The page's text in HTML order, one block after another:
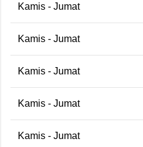
Kamis - Jumat
Kamis - Jumat
Kamis - Jumat
Kamis - Jumat
Kamis - Jumat